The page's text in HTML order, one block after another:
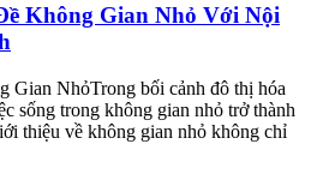
Không Gian Nhỏ Với Nội
Gian NhỏTrong bối cảnh đô thị hóa
sống trong không gian nhỏ trở thành
thiệu về không gian nhỏ không chỉ